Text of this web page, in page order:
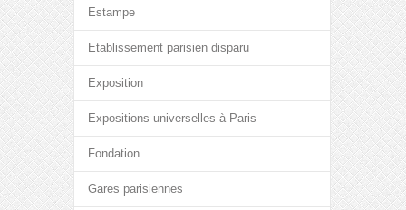
Estampe
Etablissement parisien disparu
Exposition
Expositions universelles à Paris
Fondation
Gares parisiennes